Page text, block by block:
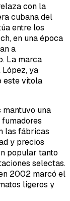
con la
cubana del
entre los
en una época
a
La marca
ya
este vitola
mantuvo una
las fábricas
y precios
popular tanto
selectas.
2002 marcó el
ligeros y